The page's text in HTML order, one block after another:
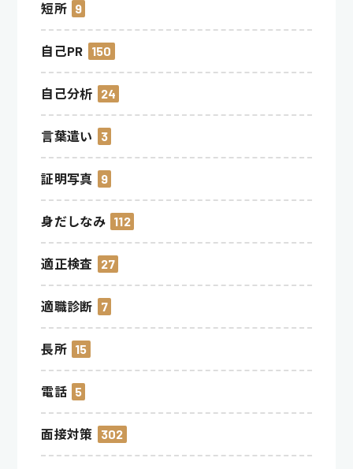
短所 9
自己PR 150
自己分析 24
言葉遣い 3
証明写真 9
身だしなみ 112
適正検査 27
適職診断 7
長所 15
電話 5
面接対策 302